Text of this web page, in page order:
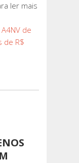
ler mais
de
de R$